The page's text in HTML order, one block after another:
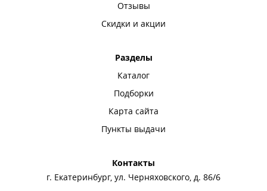
Отзывы
Скидки и акции
Разделы
Каталог
Подборки
Карта сайта
Пункты выдачи
Контакты
г. Екатеринбург, ул. Черняховского, д. 86/6